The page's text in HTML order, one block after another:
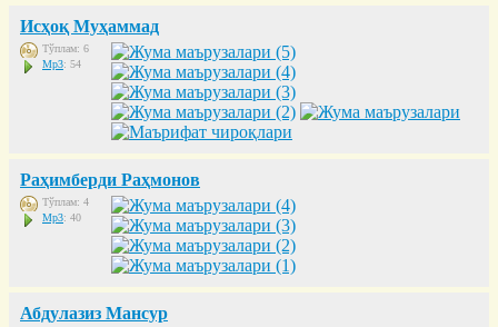
Исҳоқ Муҳаммад
Тўплам: 6
Mp3: 54
Раҳимберди Раҳмонов
Тўплам: 4
Mp3: 40
Абдулазиз Мансур